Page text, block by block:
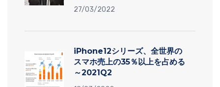
27/03/2022
iPhone12シリーズ、全世界の
スマホ売上の35％以上を占める
～2021Q2